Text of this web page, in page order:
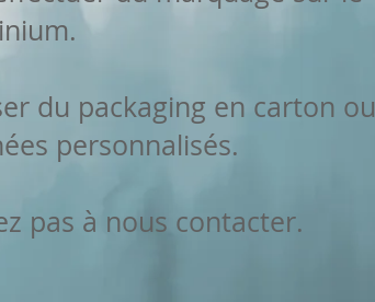
du packaging en carton ou
personnalisés.
pas à nous contacter.